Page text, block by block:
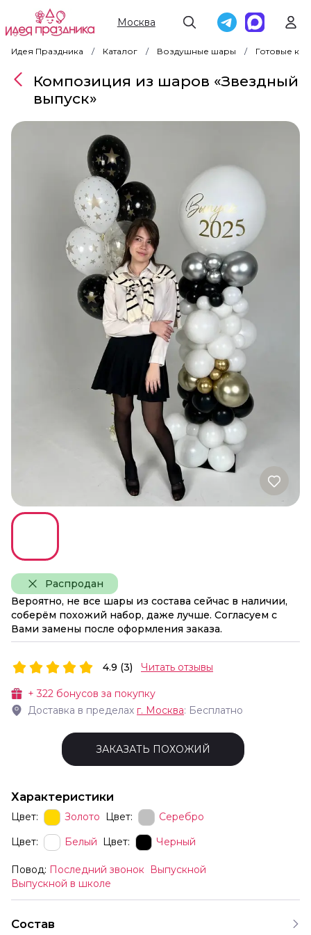
Москва
Идея Праздника Каталог Воздушные шары Готовые
Распродан
Вероятно, не все шары из состава сейчас в наличии,
соберём похожий набор, даже лучше. Согласуем с
Вами замены после оформления заказа.
Композиция из шаров «Звездный
выпуск»
+322 бонусов за покупку
Доставка в пределах г. Москва: Бесплатно
4.9 (3) Читать отзывы
ЗАКАЗАТЬ ПОХОЖИЙ
Характеристики
Цвет: Золото Цвет:
Серебро
Цвет:
Белый Цвет: Черный
Повод: Последний звонок Выпускной
Выпускной в школе
Состав